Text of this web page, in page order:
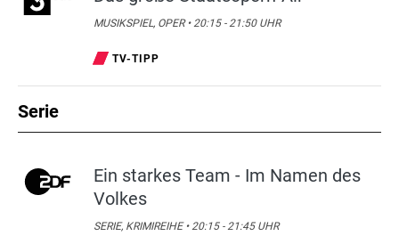
MUSIKSPIEL, OPER • 20:15 - 21:50 UHR
TV-TIPP
Serie
Ein starkes Team - Im Namen des
Volkes
SERIE, KRIMIREIHE • 20:15 - 21:45 UHR